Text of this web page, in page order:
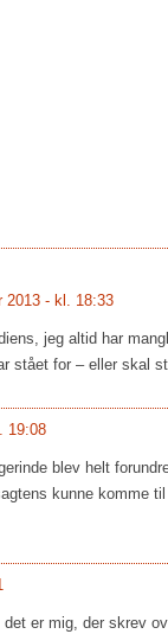
2013 - kl. 18:33
jeg altid har
stået for – eller skal
19:08
blev helt
kunne komme
er mig, der skrev